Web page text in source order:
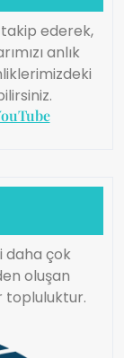
takip ederek,
anlık
daha çok
oluşan
topluluktur.